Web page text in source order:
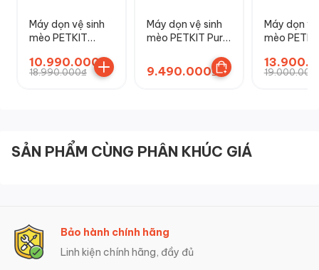
Máy dọn vệ sinh
mèo PETKIT
10.990.000₫
18.990.000₫
Máy dọn vệ sinh
mèo PETKIT Pura
9.490.000₫
Máy dọn
mèo
2
SẢN PHẨM CÙNG PHÂN KHÚC GIÁ
Bảo hành chính hãng
Linh kiện chính hãng, đầy đủ